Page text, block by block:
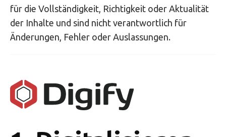
für die Vollständigkeit, Richtigkeit oder Aktualität
der Inhalte und sind nicht verantwortlich für
Änderungen, Fehler oder Auslassungen.